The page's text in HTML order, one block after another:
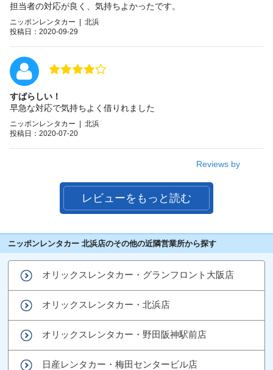
担当者の対応が良く、気持ちよかったです。
ニッポンレンタカー | 北浜
投稿日：2020-09-29
すばらしい！
早急な対応で気持ちよく借りれました
ニッポンレンタカー | 北浜
投稿日：2020-07-20
Reviews by
レビューをもっと読む
ニッポンレンタカー 北浜店のその他の近隣営業所から探す
オリックスレンタカー・グランフロント大阪店
オリックスレンタカー・北浜店
オリックスレンタカー・野田阪神駅前店
日産レンタカー・梅田センタービル店